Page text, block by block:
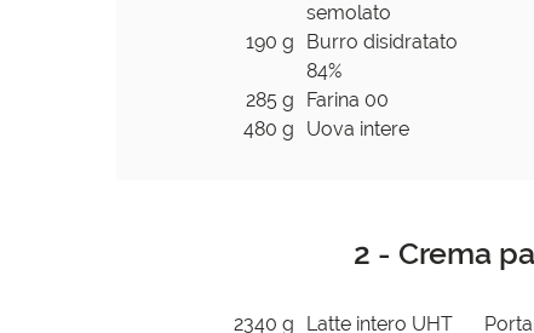
semolato
190 g
Burro disidratato
84%
285 g
Farina 00
480 g
Uova intere
2 - Crema
2340 g
Latte intero UHT